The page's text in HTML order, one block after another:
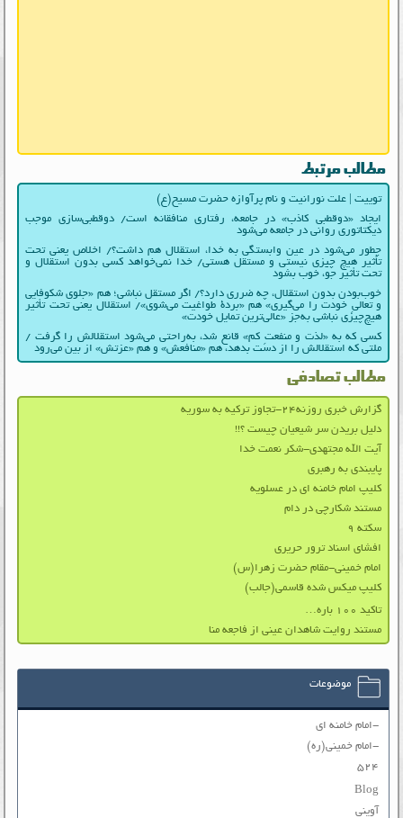
مطالب مرتبط
توییت | علت نورانیت و نام پرآوازه حضرت مسیح(ع)
ایجاد «دوقطبی کاذب» در جامعه، رفتاری منافقانه است/ دوقطبی‌سازی موجب
دیکتاتوری روانی در جامعه می‌شود
چطور می‌شود در عین وابستگی به خدا، استقلال هم داشت؟/ اخلاص یعنی تحت
تأثیر هیچ چیزی نیستی و مستقل هستی/ خدا نمی‌خواهد کسی بدون استقلال و
تحت تأثیر جوّ، خوب بشود
خوب‌بودن بدون استقلال، چه ضرری دارد؟/ اگر مستقل نباشی؛ هم «جلوی شکوفایی
و تعالیِ خودت را می‌گیری» هم «بردۀ طواغیت می‌شوی»/ استقلال یعنی تحت تأثیر
هیچ‌چیزی نباشی به‌جز «عالی‌ترین تمایل خودت»
کسی که به «لذت و منفعتِ کم» قانع شد، به‌راحتی می‌شود استقلالش را گرفت /
ملتی که استقلالش را از دست بدهد، هم «منافعش» و هم «عزتش» از بین می‌رود
مطالب تصادفی
گزارش خبری روزنه۲۴-تجاوز ترکیه به سوریه
دلیل بریدن سر شیعیان چیست ؟!!
آیت الله مجتهدی-شکر نعمت خدا
پایبندی به رهبری
کلیپ امام خامنه ای در عسلویه
مستند شکارچی در دام
سکته ۹
افشای اسناد ترور حریری
امام خمینی-مقام حضرت زهرا(س)
کلیپ میکس شده قاسمی(جالب)
تاکید ۱۰۰ باره…
مستند روایت شاهدان عینی از فاجعه منا
موضوعات
-امام خامنه ای
-امام خمینی(ره)
۵۲۴
Blog
آوینی